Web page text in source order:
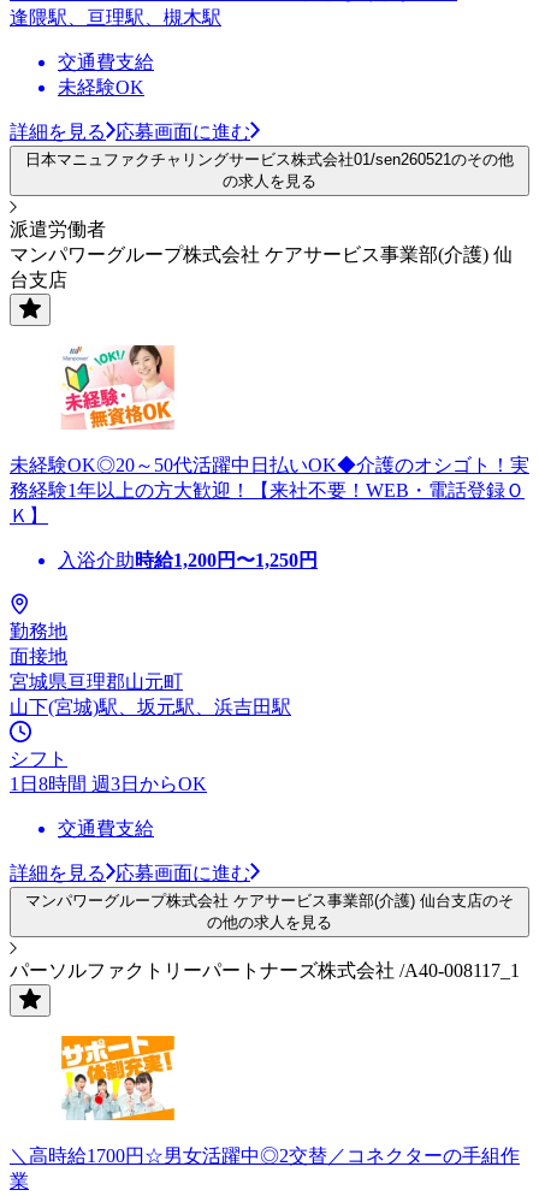
逢隈駅、亘理駅、槻木駅
交通費支給
未経験OK
詳細を見る 応募画面に進む
日本マニュファクチャリングサービス株式会社01/sen260521のその他
の求人を見る
派遣労働者
マンパワーグループ株式会社 ケアサービス事業部(介護) 仙
台支店
未経験OK◎20～50代活躍中日払いOK◆介護のオシゴト！実
務経験1年以上の方大歓迎！【来社不要！WEB・電話登録Ｏ
Ｋ】
入浴介助時給1,200円〜1,250円
勤務地
面接地
宮城県亘理郡山元町
山下(宮城)駅、坂元駅、浜吉田駅
シフト
1日8時間 週3日からOK
交通費支給
詳細を見る 応募画面に進む
マンパワーグループ株式会社 ケアサービス事業部(介護) 仙台支店のそ
の他の求人を見る
パーソルファクトリーパートナーズ株式会社 /A40-008117_1
＼高時給1700円☆男女活躍中◎2交替／コネクターの手組作
業